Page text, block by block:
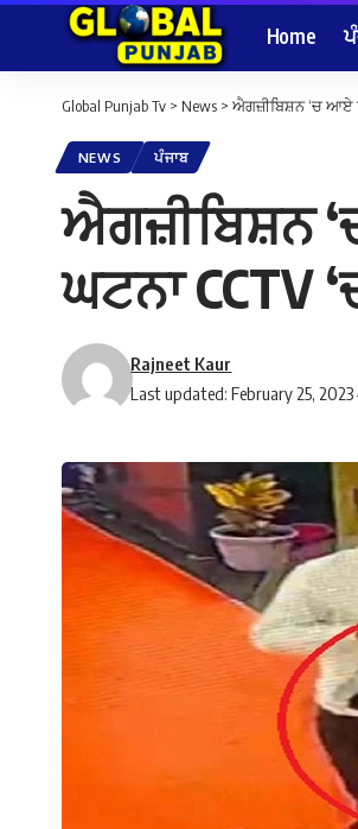
Home
Global Punjab Tv > News > ਐਗਜ਼ੀਬਿਸ਼ਨ ‘ਚ ਆਏ
NEWS ਪੰਜਾਬ
ਐਗਜ਼ੀਬਿਸ਼ਨ
ਘਟਨਾ CCTV
Last updated: February 25,
Rajneet Kaur